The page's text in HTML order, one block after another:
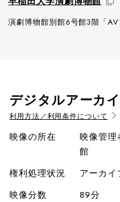
演劇博物館別館6号館3階「AV
デジタルアーカ
利用方法／利用条件について
映像の所在
映像管理
館
権利処理状況
アーカイ
映像分数
89分